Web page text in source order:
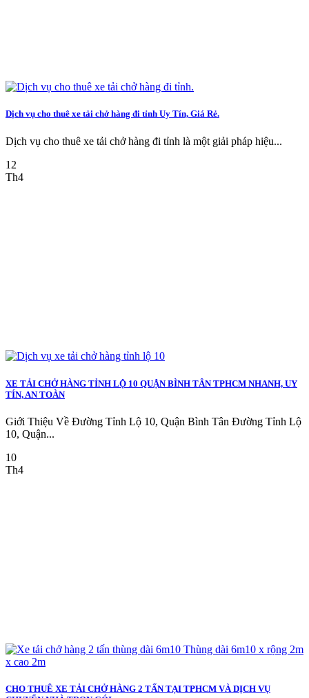
Dịch vụ cho thuê xe tải chở hàng đi tỉnh Uy Tín, Giá Rẻ.
Dịch vụ cho thuê xe tải chở hàng đi tỉnh là một giải pháp hiệu...
12
Th4
XE TẢI CHỞ HÀNG TỈNH LỘ 10 QUẬN BÌNH TÂN TPHCM NHANH, UY
TÍN, AN TOÀN
Giới Thiệu Về Đường Tỉnh Lộ 10, Quận Bình Tân Đường Tỉnh Lộ
10, Quận...
10
Th4
CHO THUÊ XE TẢI CHỞ HÀNG 2 TẤN TẠI TPHCM VÀ DỊCH VỤ